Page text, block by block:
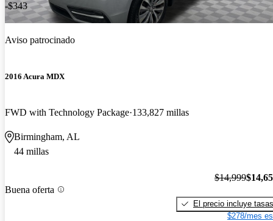
-$343
Aviso patrocinado
2016 Acura MDX
FWD with Technology Package 133,827 millas
Birmingham, AL
44 millas
Buena oferta
$14,999
El precio incluye tasas
$278/mes